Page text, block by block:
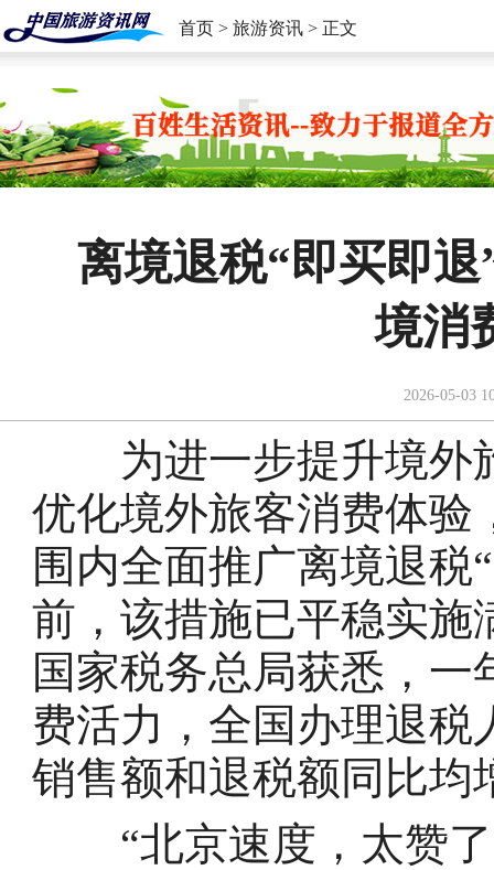
首页 > 旅游资讯 > 正文
离境退税“即买即
境消
2026-05-03
为进一步提升境外
优化境外旅客消费体验
围内全面推广离境退税
前，该措施已平稳实施
国家税务总局获悉，
费活力，全国办理退税
销售额和退税额同比均
“北京速度，太赞了